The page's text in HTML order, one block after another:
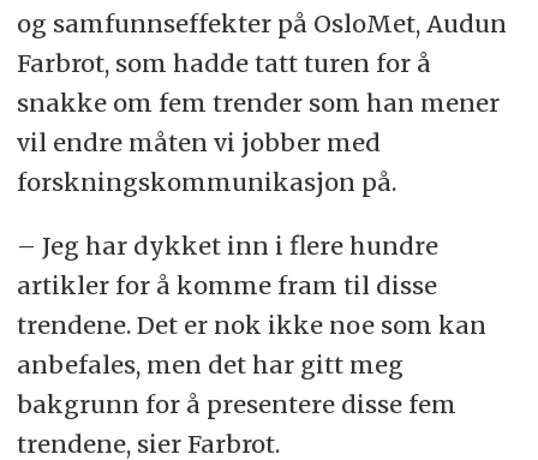
og samfunnseffekter på OsloMet, Audun
Farbrot, som hadde tatt turen for å
snakke om fem trender som han mener
vil endre måten vi jobber med
forsknings­kommunikasjon på.
– Jeg har dykket inn i flere hundre
artikler for å komme fram til disse
trendene. Det er nok ikke noe som kan
anbefales, men det har gitt meg
bakgrunn for å presentere disse fem
trendene, sier Farbrot.